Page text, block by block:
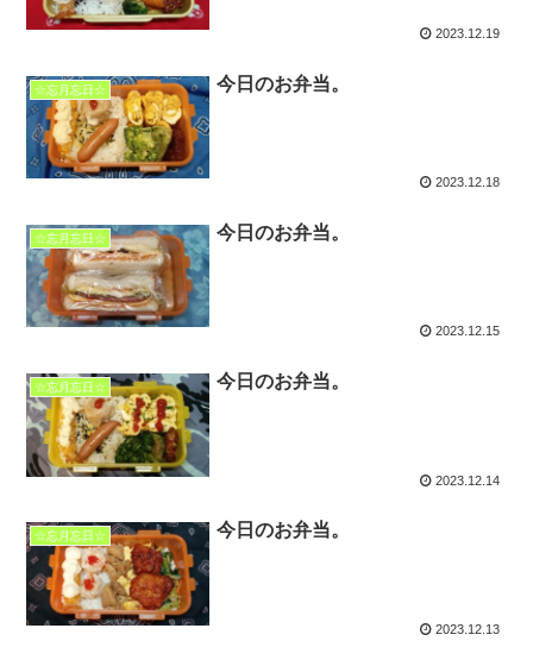
2023.12.19
☆忘月忘日☆ 今日のお弁当。
2023.12.18
☆忘月忘日☆ 今日のお弁当。
2023.12.15
☆忘月忘日☆ 今日のお弁当。
2023.12.14
☆忘月忘日☆ 今日のお弁当。
2023.12.13